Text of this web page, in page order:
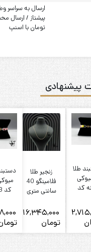
ارسال به سراسر
تومان با اسنپ
طلا
کد
زنجیر طلا
فلامینگو 40
سانتی متری
16,345,000
تومان
میوکی
کد 1353
تومان